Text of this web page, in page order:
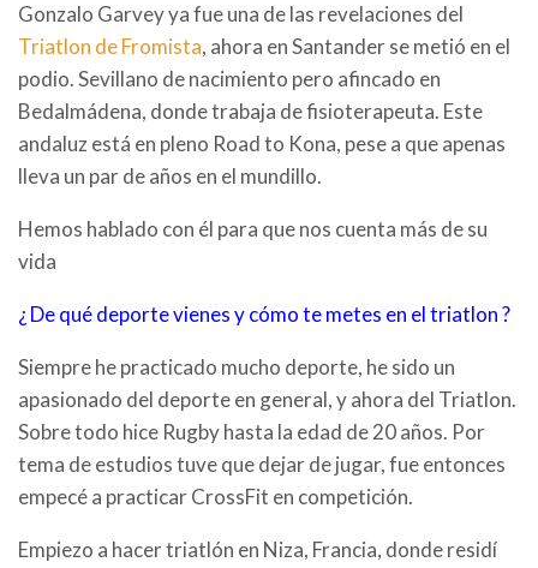
Gonzalo Garvey ya fue una de las revelaciones del
Triatlon de Fromista, ahora en Santander se metió en el
podio. Sevillano de nacimiento pero afincado en
Bedalmádena, donde trabaja de fisioterapeuta. Este
andaluz está en pleno Road to Kona, pese a que apenas
lleva un par de años en el mundillo.
Hemos hablado con él para que nos cuenta más de su
vida
¿ De qué deporte vienes y cómo te metes en el triatlon ?
Siempre he practicado mucho deporte, he sido un
apasionado del deporte en general, y ahora del Triatlon.
Sobre todo hice Rugby hasta la edad de 20 años. Por
tema de estudios tuve que dejar de jugar, fue entonces
empecé a practicar CrossFit en competición.
Empiezo a hacer triatlón en Niza, Francia, donde residí